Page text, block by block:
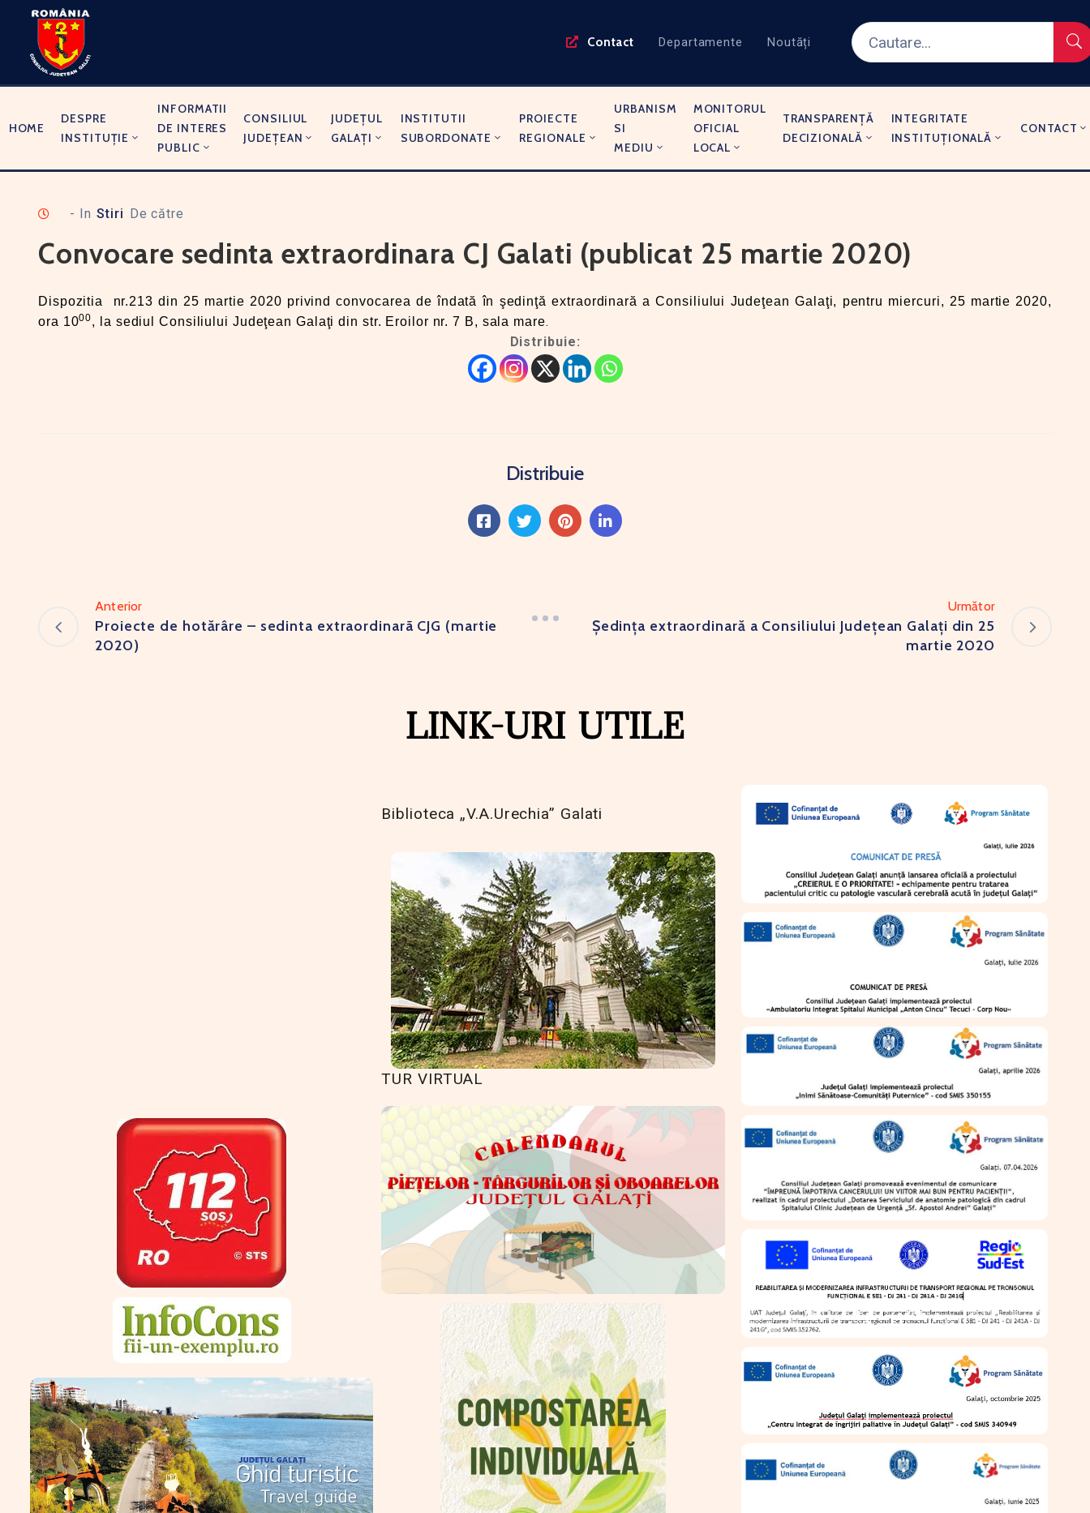
Contact Departamente Noutăți
HOME
DESPRE
INSTITUȚIE
INFORMATII
DE INTERES
PUBLIC
CONSILIUL
JUDEȚEAN
JUDEŢUL
GALAŢI
INSTITUTII
SUBORDONATE
PROIECTE
REGIONALE
URBANISM
SI
MEDIU
MONITORUL
OFICIAL
LOCAL
TRANSPARENȚĂ
DECIZIONALĂ
INTEGRITATE
INSTITUȚIONALĂ
CONTACT
- In Stiri De către
Convocare sedinta extraordinara CJ Galati (publicat 25 martie 2020)
Dispozitia nr.213 din 25 martie 2020 privind convocarea de îndată în şedinţă extraordinară a Consiliului Judeţean Galaţi, pentru miercuri, 25 martie 2020,
ora 1000, la sediul Consiliului Judeţean Galaţi din str. Eroilor nr. 7 B, sala mare.
Distribuie:
Distribuie
Anterior
Proiecte de hotărâre – sedinta extraordinarã CJG (martie
2020)
Următor
Ședința extraordinară a Consiliului Județean Galați din 25
martie 2020
LINK-URI UTILE
Biblioteca „V.A.Urechia” Galati
TUR VIRTUAL